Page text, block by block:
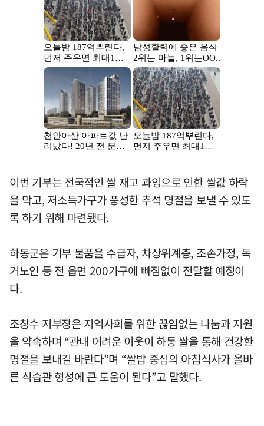
이번 기부는 전국적인 쌀 재고 과잉으로 인한 쌀값 하락
을 막고, 저소득가구가 풍성한 추석 명절을 보낼 수 있도
록 하기 위해 마련됐다.
하동군은 기부 물품을 수급자, 차상위계층, 조손가정, 독
거노인 등 전 읍면 200가구에 빠짐없이 전달할 예정이
다.
조창수 지부장은 지역사회를 위한 끊임없는 나눔과 지원
을 약속하며 “관내 어려운 이웃이 하동 쌀을 통해 건강한
명절을 보내길 바란다”며 “쌀밥 중심의 아침식사가 올바
른 식습관 형성에 큰 도움이 된다”고 말했다.